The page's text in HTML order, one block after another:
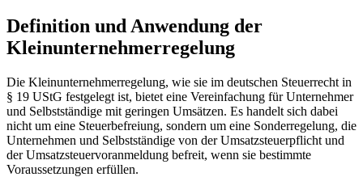
Definition und Anwendung der
Kleinunternehmerregelung
Die Kleinunternehmerregelung, wie sie im deutschen Steuerrecht in
§ 19 UStG festgelegt ist, bietet eine Vereinfachung für Unternehmer
und Selbstständige mit geringen Umsätzen. Es handelt sich dabei
nicht um eine Steuerbefreiung, sondern um eine Sonderregelung, die
Unternehmen und Selbstständige von der Umsatzsteuerpflicht und
der Umsatzsteuervoranmeldung befreit, wenn sie bestimmte
Voraussetzungen erfüllen.